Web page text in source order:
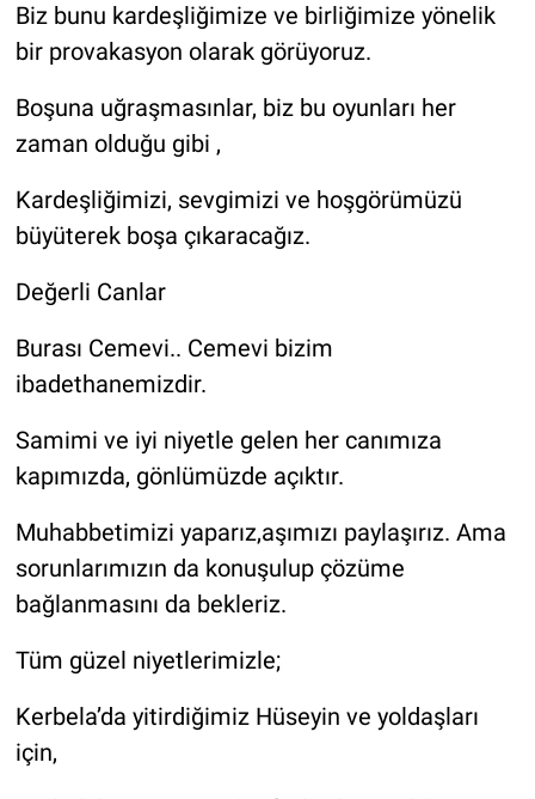
Biz bunu kardeşliğimize ve birliğimize yönelik
bir provakasyon olarak görüyoruz.
Boşuna uğraşmasınlar, biz bu oyunları her
zaman olduğu gibi ,
Kardeşliğimizi, sevgimizi ve hoşgörümüzü
büyüterek boşa çıkaracağız.
Değerli Canlar
Burası Cemevi.. Cemevi bizim
ibadethanemizdir.
Samimi ve iyi niyetle gelen her canımıza
kapımızda, gönlümüzde açıktır.
Muhabbetimizi yaparız,aşımızı paylaşırız. Ama
sorunlarımızın da konuşulup çözüme
bağlanmasını da bekleriz.
Tüm güzel niyetlerimizle;
Kerbela’da yitirdiğimiz Hüseyin ve yoldaşları
için,